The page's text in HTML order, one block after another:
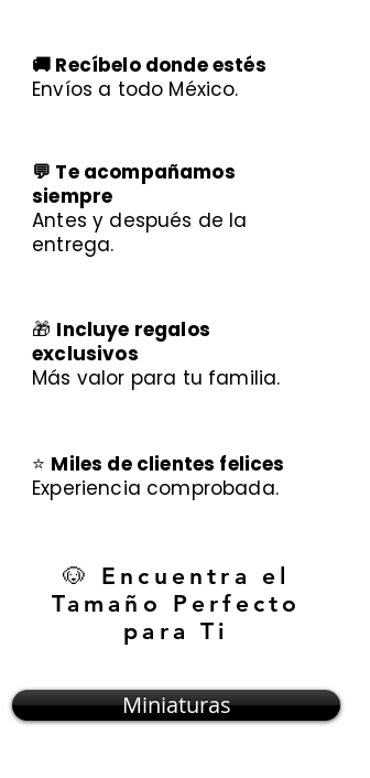
🚚 Recíbelo donde estés
Envíos a todo México.
💬 Te acompañamos
siempre
Antes y después de la
entrega.
🎁 Incluye regalos
exclusivos
Más valor para tu familia.
⭐ Miles de clientes felices
Experiencia comprobada.
🐶 Encuentra el
Tamaño Perfecto
para Ti
Miniaturas